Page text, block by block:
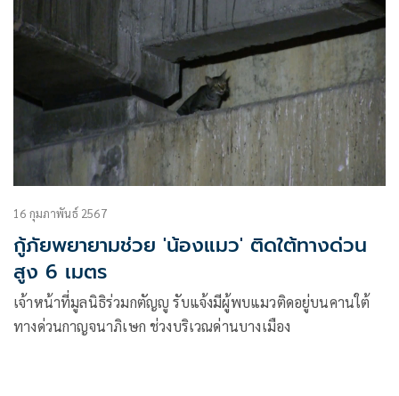
16 กุมภาพันธ์ 2567
กู้ภัยพยายามช่วย 'น้องแมว' ติดใต้ทางด่วน
สูง 6 เมตร
เจ้าหน้าที่มูลนิธิร่วมกตัญญู รับแจ้งมีผู้พบแมวติดอยู่บนคานใต้
ทางด่วนกาญจนาภิเษก ช่วงบริเวณด่านบางเมือง